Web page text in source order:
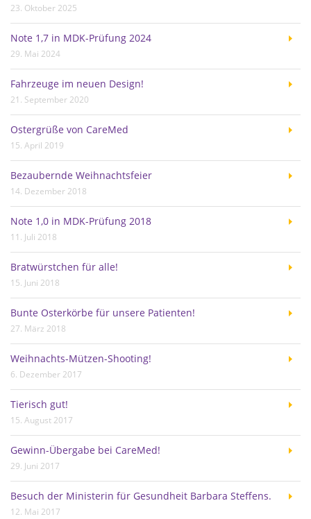
23. Oktober 2025
Note 1,7 in MDK-Prüfung 2024
29. Mai 2024
Fahrzeuge im neuen Design!
21. September 2020
Ostergrüße von CareMed
15. April 2019
Bezaubernde Weihnachtsfeier
14. Dezember 2018
Note 1,0 in MDK-Prüfung 2018
11. Juli 2018
Bratwürstchen für alle!
15. Juni 2018
Bunte Osterkörbe für unsere Patienten!
27. März 2018
Weihnachts-Mützen-Shooting!
6. Dezember 2017
Tierisch gut!
15. August 2017
Gewinn-Übergabe bei CareMed!
29. Juni 2017
Besuch der Ministerin für Gesundheit Barbara Steffens.
12. Mai 2017